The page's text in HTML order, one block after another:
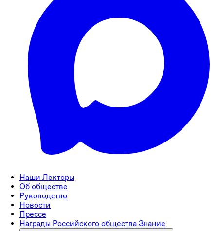
Наши Лекторы
Об обществе
Руководство
Новости
Прессе
Награды Российского общества Знание